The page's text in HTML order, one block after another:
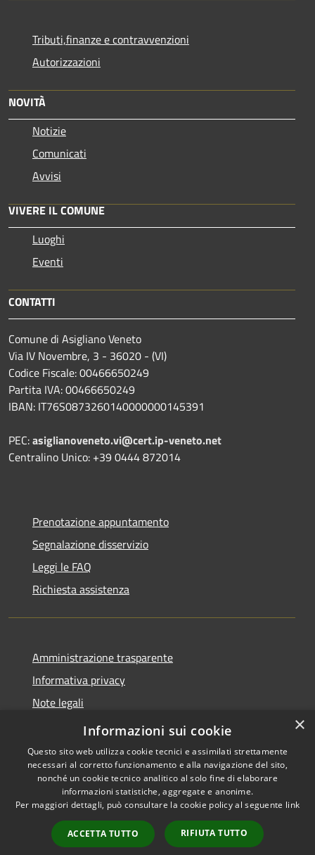
Tributi,finanze e contravvenzioni
Autorizzazioni
NOVITÀ
Notizie
Comunicati
Avvisi
VIVERE IL COMUNE
Luoghi
Eventi
CONTATTI
Comune di Asigliano Veneto
Via IV Novembre, 3 - 36020 - (VI)
Codice Fiscale: 00466650249
Partita IVA: 00466650249
IBAN: IT76S0873260140000000145391
PEC:asiglianoveneto.vi@cert.ip-veneto.net
Centralino Unico: +39 0444 872014
Prenotazione appuntamento
Segnalazione disservizio
Leggi le FAQ
Richiesta assistenza
Amministrazione trasparente
Informativa privacy
Note legali
Dichiarazione di accessibilità
Accessibilità
Copyright © 2026 • Comune di
Asigliano Veneto • Powered by
Municipium•
Accesso
redazione
×
Informazioni sui cookie
Questo sito web utilizza cookie tecnici e assimilati strettamente
necessari al corretto funzionamento e alla navigazione del sito,
nonché un cookie tecnico analitico al solo fine di elaborare
informazioni statistiche, aggregate e anonime.
Per maggiori dettagli, può consultare la cookie policy al seguente link
ACCETTA TUTTO RIFIUTA TUTTO